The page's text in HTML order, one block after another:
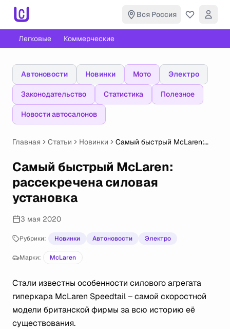
Вся Россия
Легковые Коммерческие
Автоновости Новинки Мото Электро
Законодательство Статистика Полезное
Новости автосалонов
Главная Статьи Новинки
Самый быстрый McLaren:
установка
Самый быстрый McLaren:
рассекречена силовая
установка
3 мая 2020
Рубрики: Новинки Автоновости Электро
Марки: McLaren
Стали известны особенности силового агрегата
гиперкара McLaren Speedtail – самой скоростной
модели британской фирмы за всю историю её
существования.